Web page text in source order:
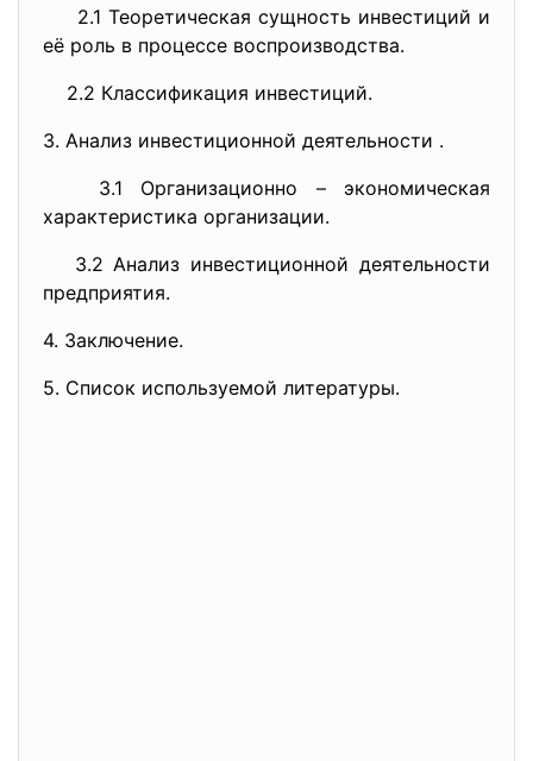
2.1 Теоретическая сущность инвестиций и
её роль в процессе воспроизводства.
2.2 Классификация инвестиций.
3. Анализ инвестиционной деятельности .
3.1 Организационно – экономическая
характеристика организации.
3.2 Анализ инвестиционной деятельности
предприятия.
4. Заключение.
5. Список используемой литературы.